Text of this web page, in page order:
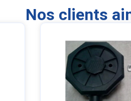
Nos clients